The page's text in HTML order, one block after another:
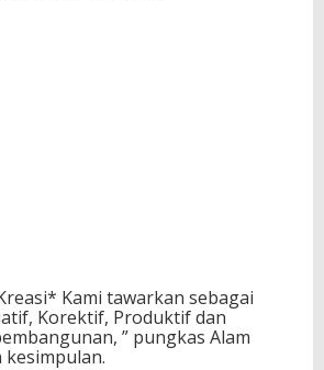
Kami tawarkan sebagai
Korektif, Produktif dan
” pungkas Alam